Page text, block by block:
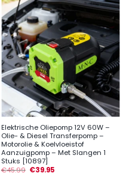
Elektrische Oliepomp 12V 60W –
Olie- & Diesel Transferpomp –
Motorolie & Koelvloeistof
Aanzuigpomp – Met Slangen 1
Stuks [10897]
€45.99 €39.95